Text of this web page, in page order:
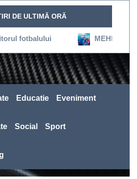
DE ULTIMĂ ORĂ
Educatie Eveniment
Social Sport